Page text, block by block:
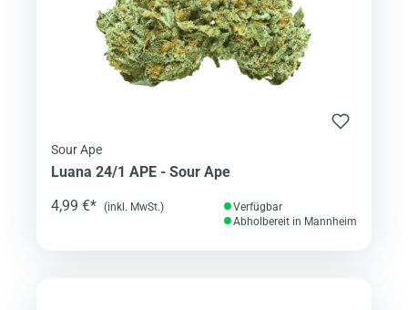
Sour Ape
Luana 24/1 APE - Sour Ape
4,99 €* (inkl. MwSt.)
Verfügbar
Abholbereit in Mannheim